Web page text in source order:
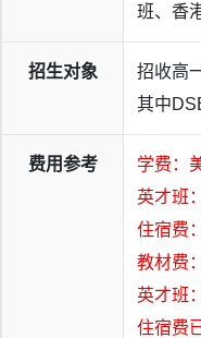
班、香
招生对象
招收高
其中
费用参考
学费：
英才班
住宿费
教材费
英才班
住宿费